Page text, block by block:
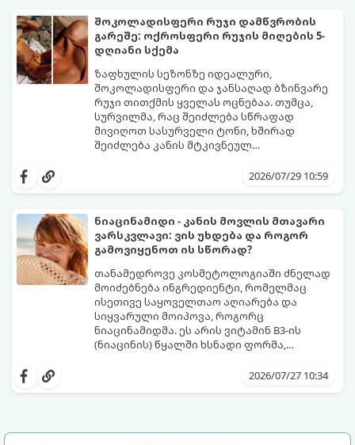
შესაბამისად, ჩვენი მიზანია ამ
ბაქტერიების განადგურება და კანის
გამოშრობა.
აი, 5 ყველაზე ეფექტური,
აპრობირებული და ნაცადი ხერხი,
რომლებიც ნებისმიერ ოფისში, კაფესა
თუ საზოგადოებრივ ტუალეტში, სულ
რაღაც 2 წუთში გადაგარჩენთ:
შოკოლადისფერი რუჯი დამწვრობის
გარეშე: ოქროსფერი რუჯის მიღების 5-
დღიანი სქემა
ზაფხულის სეზონზე იდეალური,
შოკოლადისფერი და ჯანსაღად ბზინვარე
რუჯი თითქმის ყველას ოცნებაა. თუმცა,
სურვილმა, რაც შეიძლება სწრაფად
მივიღოთ სასურველი ტონი, ხშირად
შეიძლება კანის მტკივნეულ
გამოიმუშაოს მელანინი - პიგმენტი,
5-დღიანი სქემა დაგეხმარებათ, მიიღოთ
ღრმა, თანაბარი და ხანგრძლივი რუჯი
კანის ჯანმრთელობის დაზიანების გარეშე.
2026/07/29 10:59
ნიაცინამიდი - კანის მოვლის მთავარი
ვარსკვლავი: ვის უხდება და როგორ
გამოვიყენოთ ის სწორად?
თანამედროვე კოსმეტოლოგიაში ძნელად
მოიძებნება ინგრედიენტი, რომელმაც
ისეთივე საყოველთაო აღიარება და
სიყვარული მოიპოვა, როგორც
ნიაცინამიდმა. ეს არის ვიტამინ B3-ის
(ნიაცინის) წყალში ხსნადი ფორმა,
კანისთვის ნამდვილი „მაშველი რგოლია“.
თავის მოვლის რუტინის შეუცვლელი
2026/07/27 10:34